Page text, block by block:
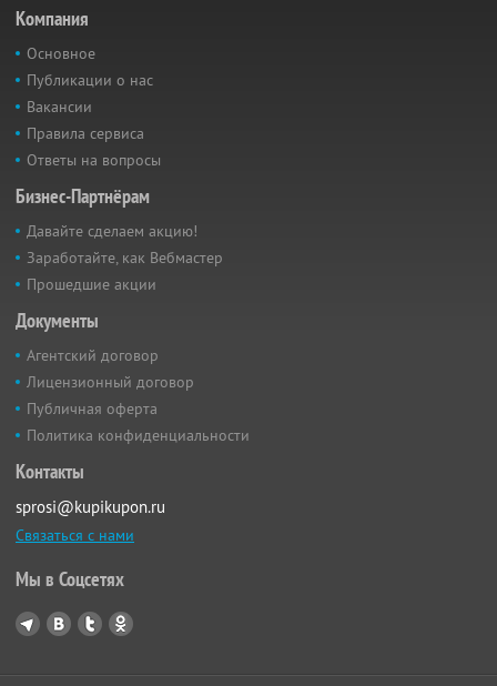
Компания
Основное
Публикации о нас
Вакансии
Правила сервиса
Ответы на вопросы
Бизнес-Партнёрам
Давайте сделаем акцию!
Заработайте, как Вебмастер
Прошедшие акции
Документы
Агентский договор
Лицензионный договор
Публичная оферта
Политика конфиденциальности
Контакты
sprosi@kupikupon.ru
Связаться с нами
Мы в Соцсетях